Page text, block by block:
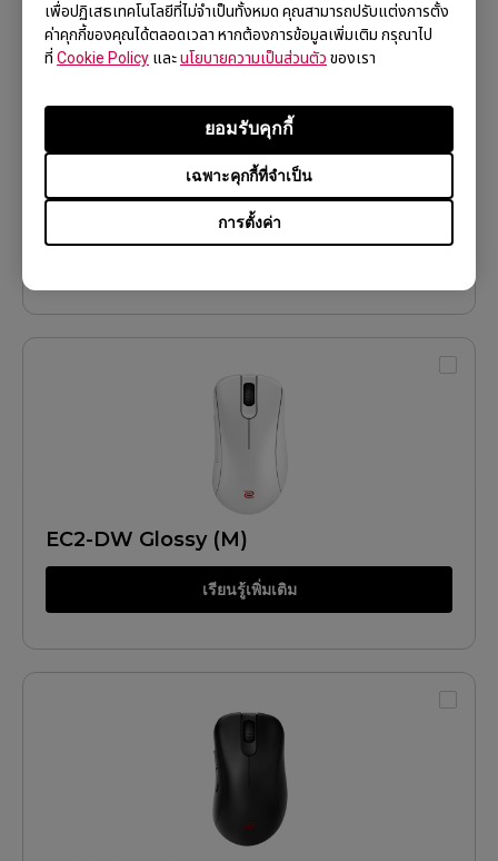
เพื่อปฏิเสธเทคโนโลยีที่ไม่จำเป็นทั้งหมด คุณสามารถปรับแต่งการตั้ง
ค่าคุกกี้ของคุณได้ตลอดเวลา หากต้องการข้อมูลเพิ่มเติม กรุณาไป
ที่ Cookie Policy และนโยบายความเป็นส่วนตัว ของเรา
การตั้งค่า
เฉพาะคุกกี้ที่จำเป็น
ยอมรับคุกกี้
FK2-DW Glossy (M)
EC2-DW Glossy (M)
เรียนรู้เพิ่มเติม